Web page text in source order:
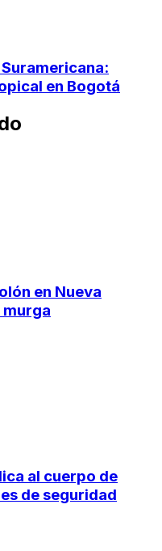
en Bogotá
en Nueva
al cuerpo de
de seguridad